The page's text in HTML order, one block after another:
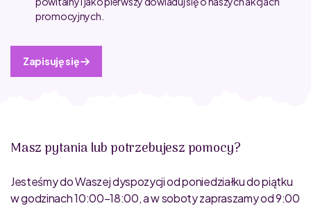
promocyjnych.
Zapisuję się
Masz pytania lub potrzebujesz pomocy?
Jesteśmy do Waszej dyspozycji od poniedziałku do piątku
w godzinach 10:00–18:00, a w soboty zapraszamy od 9:00